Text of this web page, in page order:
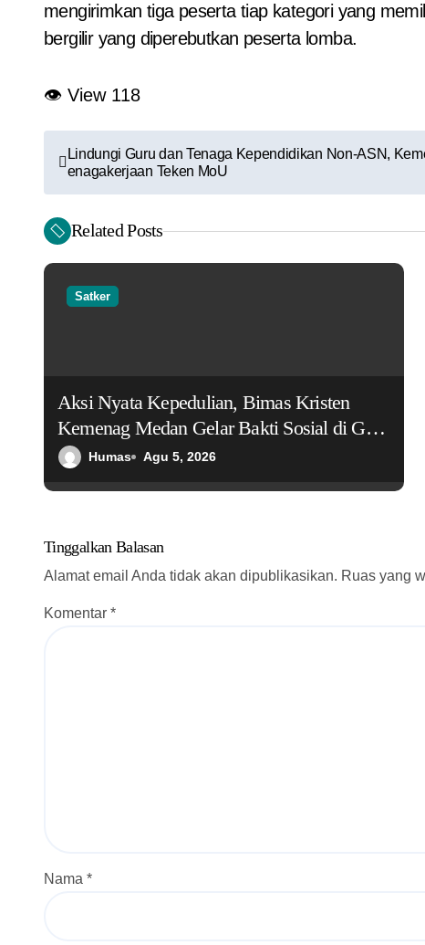
mengirimkan tiga peserta tiap kategori yang
bergilir yang diperebutkan peserta lomba.
👁 View 118
N
a
v
i
o
Lindungi Guru dan Tenaga Kependidikan Non-ASN,
enagakerjaan Teken MoU
Related Posts
Satker
Aksi Nyata Kepedulian, Bimas Kristen
Kemenag Medan Gelar Bakti Sosial di GMI
Gloria Medan
Humas Agu 5, 2026
Tinggalkan Balasan
Alamat email Anda tidak akan dipublikasikan. Ruas yang
Komentar *
Nama *